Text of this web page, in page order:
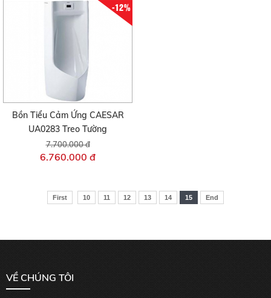
-12%
Bồn Tiểu Cảm Ứng CAESAR
UA0283 Treo Tường
7.700.000 đ
6.760.000 đ
First 10 11 12 13 14 15 End
VỀ CHÚNG TÔI